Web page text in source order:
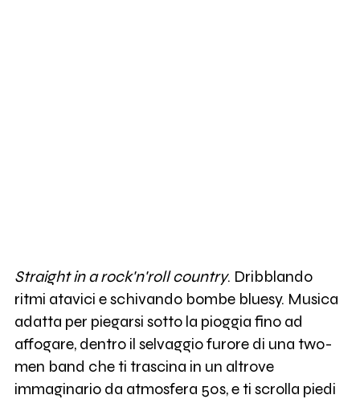
Straight in a rock'n'roll country. Dribblando
ritmi atavici e schivando bombe bluesy. Musica
adatta per piegarsi sotto la pioggia fino ad
affogare, dentro il selvaggio furore di una two-
men band che ti trascina in un altrove
immaginario da atmosfera 50s, e ti scrolla piedi